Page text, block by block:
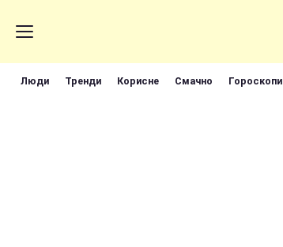
Люди Тренди Корисне Смачно Гороскопи